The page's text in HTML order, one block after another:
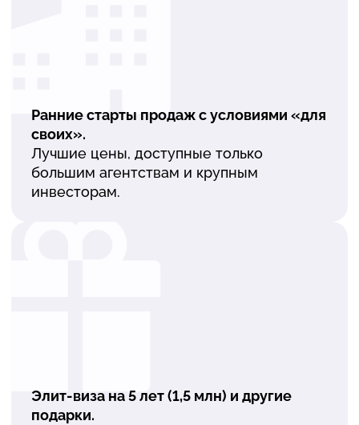
Ранние старты продаж с условиями «для
своих».
Лучшие цены, доступные только
большим агентствам и крупным
инвесторам.
Элит-виза на 5 лет (1,5 млн) и другие
подарки.